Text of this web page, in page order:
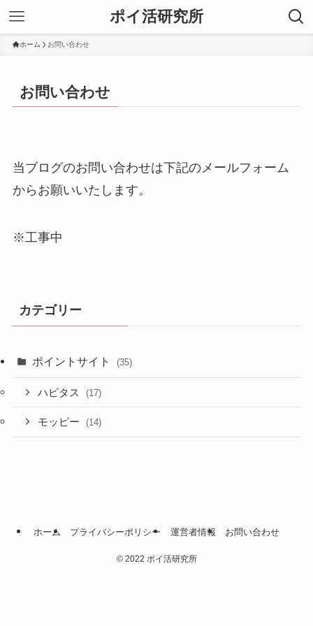
ポイ活研究所
ホーム お問い合わせ
お問い合わせ
当ブログのお問い合わせは下記のメールフォーム
からお願いいたします。
※工事中
カテゴリー
ポイントサイト (35)
ハピタス (17)
モッピー (14)
ホーム プライバシーポリシー 運営者情報 お問い合わせ
©2022 ポイ活研究所